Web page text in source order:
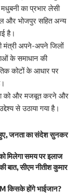
मधुबनी का प्रभार लेसी
और भोजपुर सहित अन्य
है।
मंत्री अपने-अपने जिलों
के समाधान की
कोटों के आधार पर
को और मजबूत करने और
से उठाया गया है।
हुए, जनता का संदेश सुनकर
मिलेगा समय पर इलाज
बात, सीएम नीतीश कुमार
किसके होंगे भाईजान?